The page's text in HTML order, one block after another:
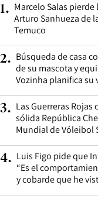
1. Marcelo Salas
Arturo Sanhueza de
Temuco
2. Búsqueda de casa
de su mascota y
Vozinha planifica su
3. Las Guerreras
sólida República
Mundial de Vóleibol
4. Luis Figo pide que
“Es el
y cobarde que he